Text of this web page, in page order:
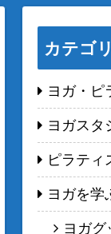
カテゴ
ヨガ・ピ
ヨガスタ
ピラティ
ヨガを学
ヨガグ